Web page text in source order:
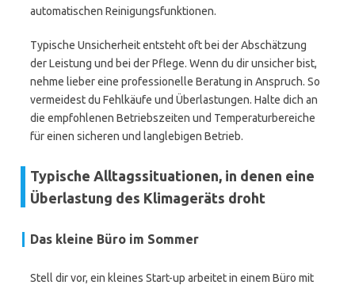
automatischen Reinigungsfunktionen.
Typische Unsicherheit entsteht oft bei der Abschätzung
der Leistung und bei der Pflege. Wenn du dir unsicher bist,
nehme lieber eine professionelle Beratung in Anspruch. So
vermeidest du Fehlkäufe und Überlastungen. Halte dich an
die empfohlenen Betriebszeiten und Temperaturbereiche
für einen sicheren und langlebigen Betrieb.
Typische Alltagssituationen, in denen eine
Überlastung des Klimageräts droht
Das kleine Büro im Sommer
Stell dir vor, ein kleines Start-up arbeitet in einem Büro mit